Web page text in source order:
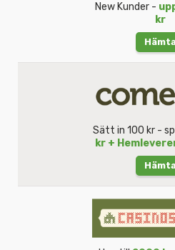
New Kunder -
kr
Sätt in 100 kr -
kr +